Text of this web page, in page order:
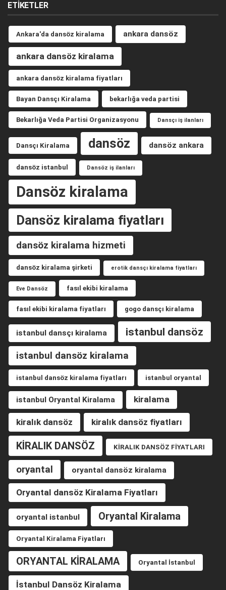
ETIKETLER
Ankara'da dansöz kiralama ankara dansöz
ankara dansöz kiralama
ankara dansöz kiralama fiyatları
Bayan Dansçı Kiralama bekarlığa veda partisi
Bekarlığa Veda Partisi Organizasyonu Dansçı iş ilanları
Dansçı Kiralama dansöz dansöz ankara
dansöz istanbul Dansöz iş ilanları
Dansöz kiralama
Dansöz kiralama fiyatları
dansöz kiralama hizmeti
dansöz kiralama şirketi erotik dansçı kiralama fiyatları
Eve Dansöz fasıl ekibi kiralama
fasıl ekibi kiralama fiyatları gogo dansçı kiralama
istanbul dansçı kiralama istanbul dansöz
istanbul dansöz kiralama
istanbul dansöz kiralama fiyatları istanbul oryantal
istanbul Oryantal Kiralama kiralama
kiralık dansöz kiralık dansöz fiyatları
KİRALIK DANSÖZ KİRALIK DANSÖZ FİYATLARI
oryantal oryantal dansöz kiralama
Oryantal dansöz Kiralama Fiyatları
oryantal istanbul Oryantal Kiralama
Oryantal Kiralama Fiyatları
ORYANTAL KİRALAMA Oryantal İstanbul
İstanbul Dansöz Kiralama